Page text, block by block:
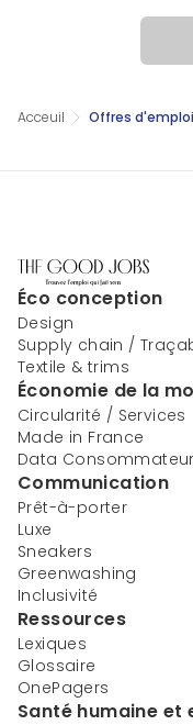
Acceuil Offres d'emploi
Éco conception
Design
Supply chain /
Textile & trims
Économie de la
Circularité / Services
Made in France
Data
Communication
Prêt-à-porter
Luxe
Sneakers
Greenwashing
Inclusivité
Ressources
Lexiques
Glossaire
OnePagers
Santé humaine et